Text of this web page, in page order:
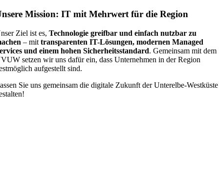
Mission: IT mit Mehrwert für die Region
Ziel ist es,Technologie greifbar und einfach nutzbar zu
– mittransparenten IT-Lösungen, modernen Managed
und einem hohen Sicherheitsstandard. Gemeinsam mit dem
setzen wir uns dafür ein, dass Unternehmen in der Region
aufgestellt sind.
Sie uns gemeinsam die digitale Zukunft der Unterelbe-Westküste